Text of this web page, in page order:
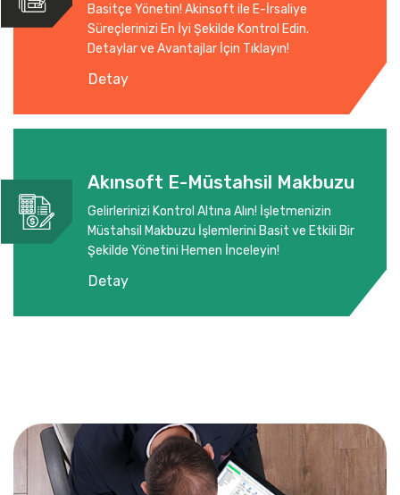
Basitçe Yönetin! Akinsoft ile E-İrsaliye
Süreçlerinizi En İyi Şekilde Kontrol Edin.
Detaylar ve Avantajlar İçin Tıklayın!
Detay
Akınsoft E-Müstahsil Makbuzu
Gelirlerinizi Kontrol Altına Alın! İşletmenizin
Müstahsil Makbuzu İşlemlerini Basit ve Etkili Bir
Şekilde Yönetini Hemen İnceleyin!
Detay